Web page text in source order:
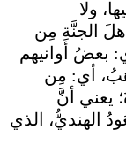
ولا
الجنَّةِ مِن
بعضُ أوانيهم
أي: مِن
يعني أنَّ
الهنديُّ، الذي